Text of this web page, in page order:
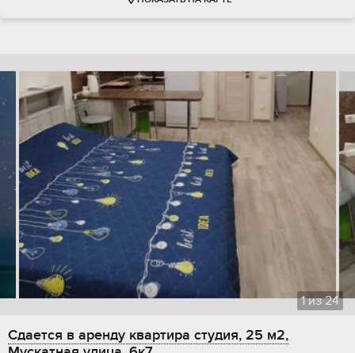
1из24
Сдается в аренду квартира студия, 25 м2,